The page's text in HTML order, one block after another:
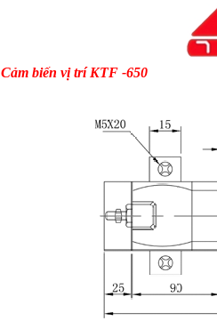
Cảm biến vị trí KTF -650